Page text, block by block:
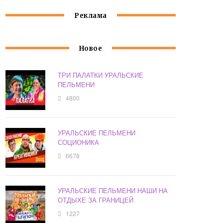
Реклама
Новое
ТРИ ПАЛАТКИ УРАЛЬСКИЕ
ПЕЛЬМЕНИ
4800
УРАЛЬСКИЕ ПЕЛЬМЕНИ
СОЦИОНИКА
6678
УРАЛЬСКИЕ ПЕЛЬМЕНИ НАШИ НА
ОТДЫХЕ ЗА ГРАНИЦЕЙ
1227